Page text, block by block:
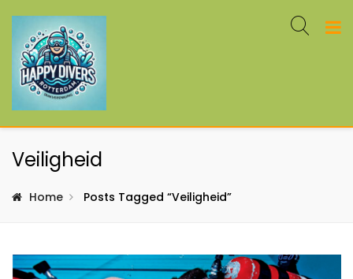
Veiligheid
Home Posts Tagged “veiligheid”